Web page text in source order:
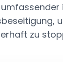
zu